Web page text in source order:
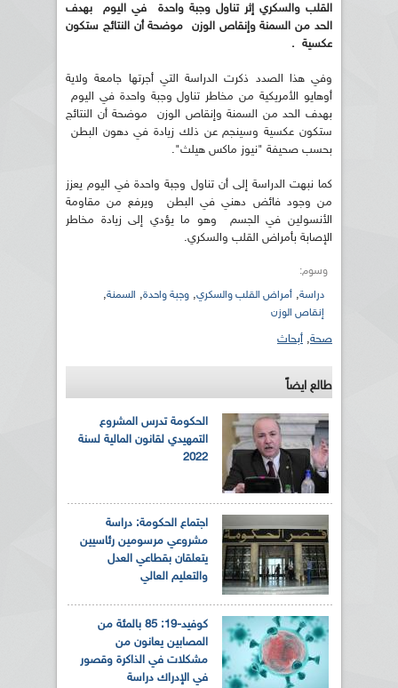
القلب والسكري إثر تناول وجبة واحدة في اليوم بهدف
الحد من السمنة وإنقاص الوزن موضحة أن النتائج ستكون
عكسية .
وفي هذا الصدد ذكرت الدراسة التي أجرتها جامعة ولاية
أوهايو الأمريكية من مخاطر تناول وجبة واحدة في اليوم
بهدف الحد من السمنة وإنقاص الوزن موضحة أن النتائج
ستكون عكسية وسينجم عن ذلك زيادة في دهون البطن
بحسب صحيفة "نيوز ماكس هيلث".
كما نبهت الدراسة إلى أن تناول وجبة واحدة في اليوم يعزز
من وجود فائض دهني في البطن ويرفع من مقاومة
الأنسولين في الجسم وهو ما يؤدي إلى زيادة مخاطر
الإصابة بأمراض القلب والسكري.
وسوم:
دراسة, أمراض القلب والسكري, وجبة واحدة, السمنة,
إنقاص الوزن
صحة, أبحاث
طالع ايضاً
الحكومة تدرس المشروع
التمهيدي لقانون المالية لسنة
2022
اجتماع الحكومة: دراسة
مشروعي مرسومين رئاسيين
يتعلقان بقطاعي العدل
والتعليم العالي
كوفيد-19: 85 بالمئة من
المصابين يعانون من
مشكلات في الذاكرة وقصور
في الإدراك دراسة